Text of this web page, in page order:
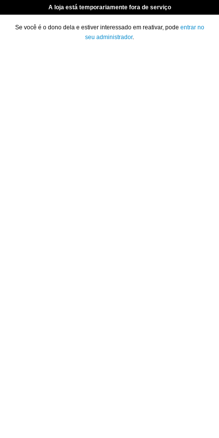
A loja está temporariamente fora de serviço
Se você é o dono dela e estiver interessado em reativar, pode entrar no
seu administrador.